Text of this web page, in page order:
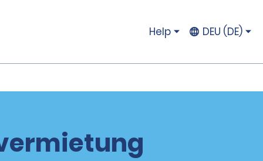
Help DEU (DE)